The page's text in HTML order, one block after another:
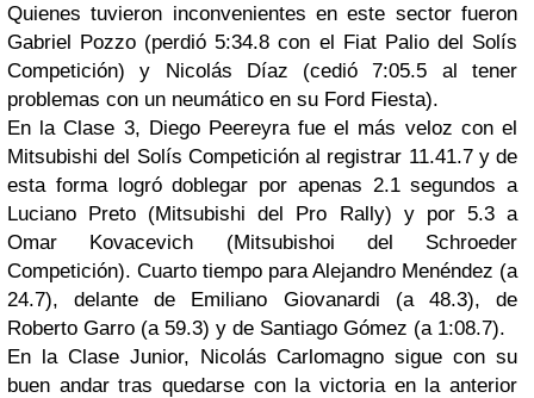
Quienes tuvieron inconvenientes en este sector fueron
Gabriel Pozzo (perdió 5:34.8 con el Fiat Palio del Solís
Competición) y Nicolás Díaz (cedió 7:05.5 al tener
problemas con un neumático en su Ford Fiesta).
En la Clase 3, Diego Peereyra fue el más veloz con el
Mitsubishi del Solís Competición al registrar 11.41.7 y de
esta forma logró doblegar por apenas 2.1 segundos a
Luciano Preto (Mitsubishi del Pro Rally) y por 5.3 a
Omar Kovacevich (Mitsubishoi del Schroeder
Competición). Cuarto tiempo para Alejandro Menéndez (a
24.7), delante de Emiliano Giovanardi (a 48.3), de
Roberto Garro (a 59.3) y de Santiago Gómez (a 1:08.7).
En la Clase Junior, Nicolás Carlomagno sigue con su
buen andar tras quedarse con la victoria en la anterior